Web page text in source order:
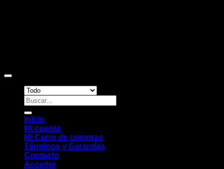
Buscar
por:
Inicio
Mi cuenta
Mi Carro de compras
Términos y Garantías
Contacto
Acceder